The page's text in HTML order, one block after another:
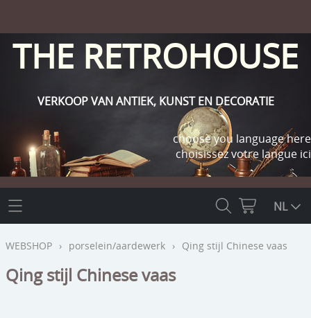
THE RETROHOUSE
VERKOOP VAN ANTIEK, KUNST EN DECORATIE
choose you language here
choisissez votre langue ici
THE RETROHOUSE
WEBSHOP
OUTLET
INFO
NL
WEBSHOP › porselein/aardewerk › Qing stijl Chinese vaas
Qing stijl Chinese vaas